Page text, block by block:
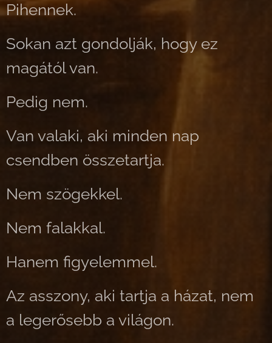
Pihennek.
Sokan azt gondolják, hogy ez
magától van.
Pedig nem.
Van valaki, aki minden nap
csendben összetartja.
Nem szögekkel.
Nem falakkal.
Hanem figyelemmel.
Az asszony, aki tartja a házat, nem
a legerősebb a világon.